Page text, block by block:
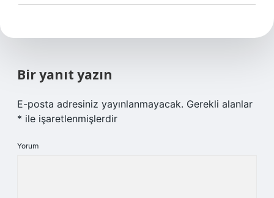
Bir yanıt yazın
E-posta adresiniz yayınlanmayacak. Gerekli alanlar
* ile işaretlenmişlerdir
Yorum